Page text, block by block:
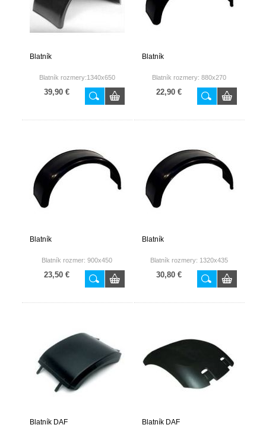
Blatník
Blatník rozmery:1340x650
39,90 €
Blatník
Blatník rozmery: 880x270
22,90 €
Blatník
Blatník rozmer: 900x450
23,50 €
Blatník
Blatník rozmery: 1320x435
30,80 €
Blatník DAF Blatník DAF